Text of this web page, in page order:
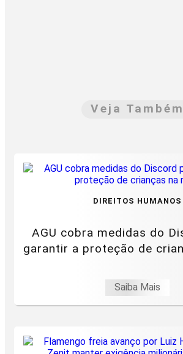
Veja Também
DIREITOS HUMANOS
AGU cobra medidas do
garantir a proteção de
Saiba Mais